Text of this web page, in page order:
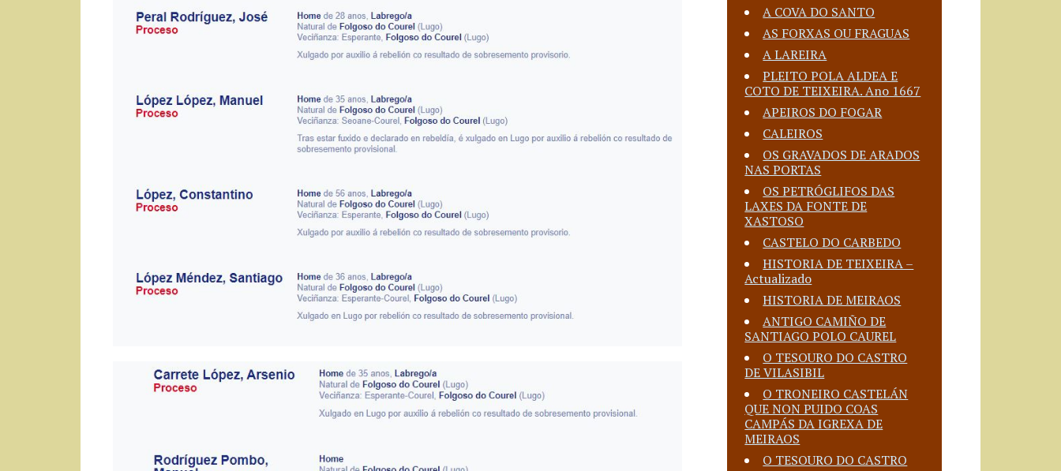
A COVA DO SANTO
AS FORXAS OU FRAGUAS
A LAREIRA
PLEITO POLA ALDEA E
COTO DE TEIXEIRA. Ano 1667
APEIROS DO FOGAR
CALEIROS
OS GRAVADOS DE ARADOS
NAS PORTAS
OS PETRÓGLIFOS DAS
LAXES DA FONTE DE
XASTOSO
CASTELO DO CARBEDO
HISTORIA DE TEIXEIRA –
Actualizado
HISTORIA DE MEIRAOS
ANTIGO CAMIÑO DE
SANTIAGO POLO CAUREL
O TESOURO DO CASTRO
DE VILASIBIL
O TRONEIRO CASTELÁN
QUE NON PUIDO COAS
CAMPÁS DA IGREXA DE
MEIRAOS
O TESOURO DO CASTRO